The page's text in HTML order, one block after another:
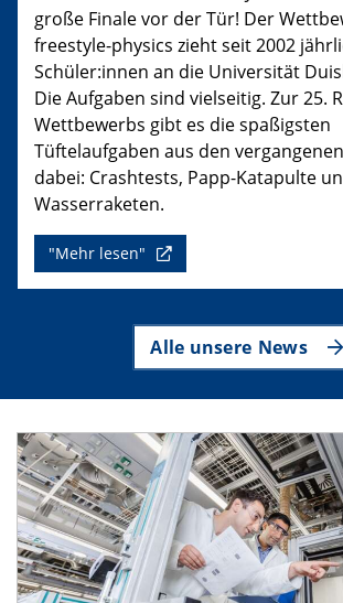
große Finale vor der Tür! Der
freestyle-physics zieht seit 2002
Schüler:innen an die Universität
Die Aufgaben sind vielseitig. Zur 25.
Wettbewerbs gibt es die spaßigsten
Tüftelaufgaben aus den
dabei: Crashtests, Papp-Katapulte
Wasserraketen.
"Mehr lesen"
Alle unsere News